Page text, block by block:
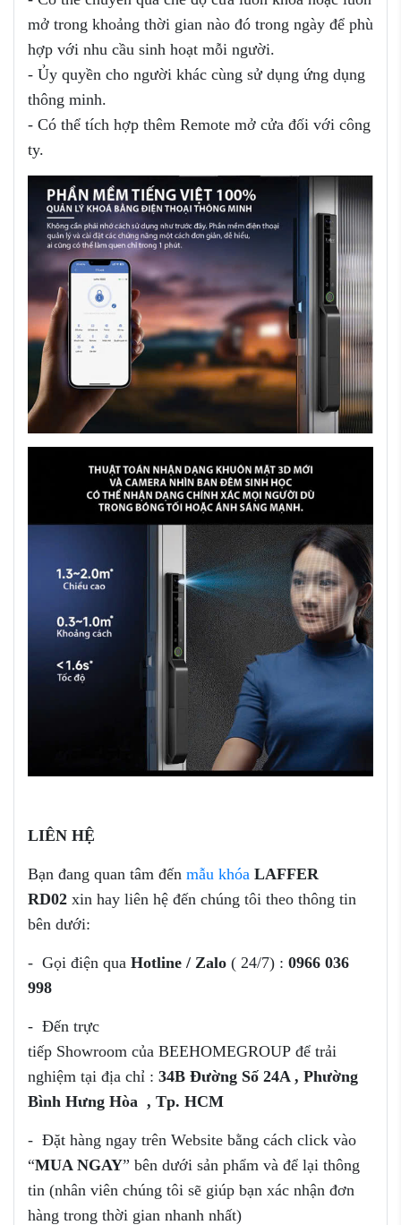
mở trong khoảng thời gian nào đó trong ngày để phù
hợp với nhu cầu sinh hoạt mỗi người.
- Ủy quyền cho người khác cùng sử dụng ứng dụng
thông minh.
- Có thể tích hợp thêm Remote mở cửa đối với công
ty.
LIÊN HỆ
Bạn đang quan tâm đến mẫu khóa LAFFER
RD02 xin hay liên hệ đến chúng tôi theo thông tin
bên dưới:
- Gọi điện qua Hotline / Zalo ( 24/7) : 0966 036
998
- Đến trực
tiếp Showroom của BEEHOMEGROUP để trải
nghiệm tại địa chỉ : 34B Đường Số 24A , Phường
Bình Hưng Hòa , Tp. HCM
- Đặt hàng ngay trên Website bằng cách click vào
“MUA NGAY” bên dưới sản phẩm và để lại thông
tin (nhân viên chúng tôi sẽ giúp bạn xác nhận đơn
hàng trong thời gian nhanh nhất)